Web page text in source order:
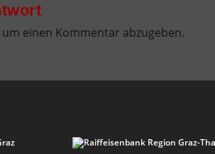
um einen Kommentar abzugeben.